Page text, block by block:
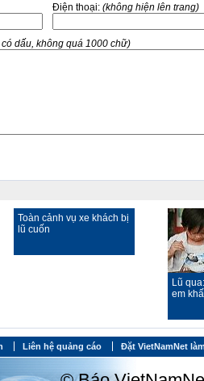
Điện thoại: (không hiện lên trang)
dấu, không quá 1000 chữ)
Toàn cảnh vụ xe khách bị
lũ cuốn
Lũ
em
Liên hệ quảng cáo Đặt VietNamNet